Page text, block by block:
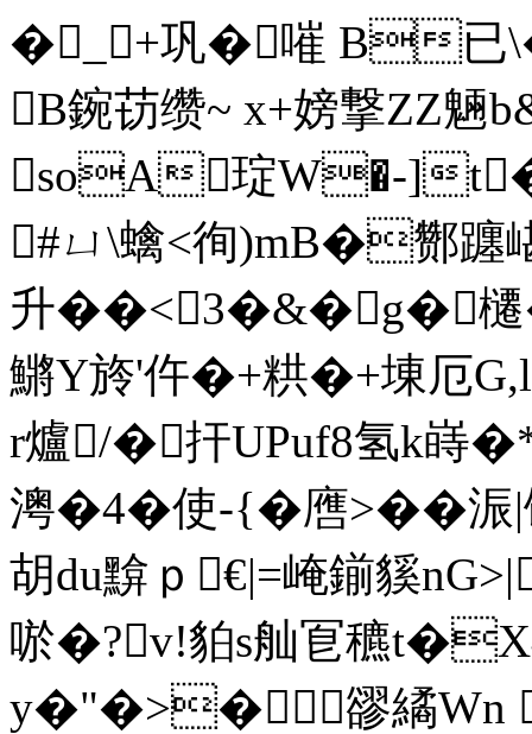
�_+巩�嗺 B
B鋺苆缵~ x+嫎撃ZZ
soA琔W�-]t�
#ㄩ\蠄<徇)mB�酂
升��<3�&�g�櫏
鱂Y旍'仵�+粠�+埬厄
r爐/�扞UPuf8氢k嵵
澚�4�使-{�噟>��
胡du黭ｐ€|=崦鎆貕
唹�?v!貃s舢冟穮
y�"�>�豂繘Wn